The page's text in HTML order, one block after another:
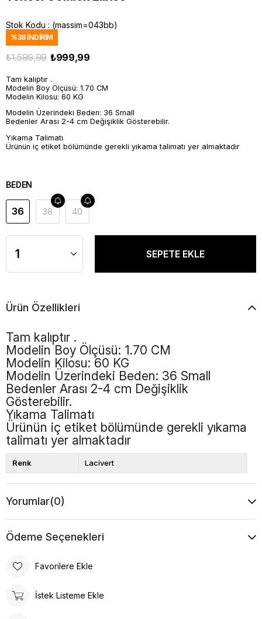
Stok Kodu (massim=043bb)
%38İNDIRIM
₺1.599,99 ₺999,99
Tam kalıptır .
Modelin Boy Ölçüsü: 1.70 CM
Modelin Kilosu: 60 KG
Modelin Üzerindeki Beden: 36 Small
Bedenler Arası 2-4 cm Değişiklik Gösterebilir.
Yıkama Talimatı
Ürünün iç etiket bölümünde gerekli yıkama talimatı yer almaktadır
BEDEN
36 38 40
Ürün Özellikleri
Tam kalıptır .
Modelin Boy Ölçüsü: 1.70 CM
Modelin Kilosu: 60 KG
Modelin Üzerindeki Beden: 36 Small
Bedenler Arası 2-4 cm Değişiklik
Gösterebilir.
Yıkama Talimatı
Ürünün iç etiket bölümünde gerekli yıkama
talimatı yer almaktadır
Renk Lacivert
Yorumlar(0)
Ödeme Seçenekleri
Favorilere Ekle
İstek Listeme Ekle